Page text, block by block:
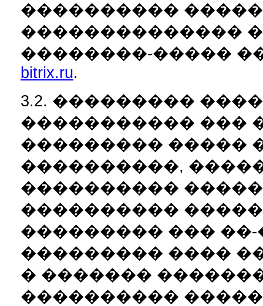
����������
��������������
��������-�����
bitrix.ru.
3.2. ���������
����������� ���
��������� �����
����������,
����������
����������
��������� ���
��������� ����
� �������
����������